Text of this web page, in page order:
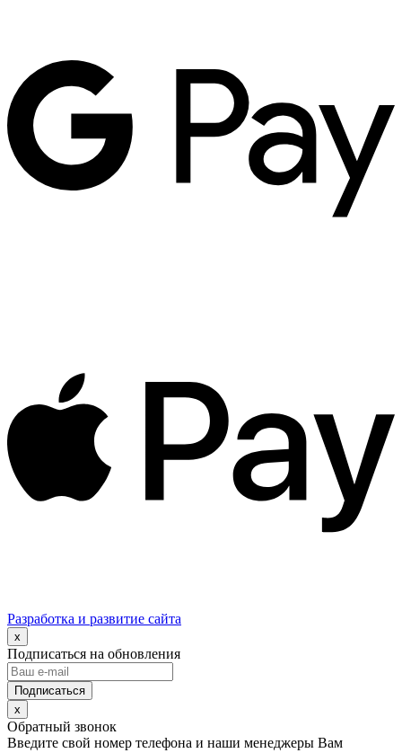
Разработка и развитие сайта
x
Подписаться на обновления
x
Обратный звонок
Введите свой номер телефона и наши менеджеры Вам